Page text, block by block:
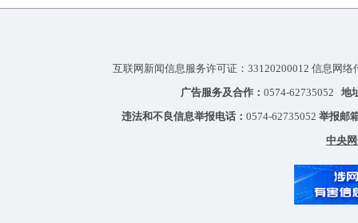
互联网新闻信息服务许可证：33120200012 信息网
广告服务及合作： 0574-62735052 地
违法和不良信息举报电话： 0574-62735052 举报邮
中央